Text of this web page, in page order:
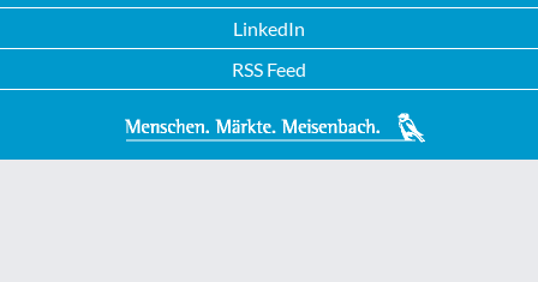
LinkedIn
RSS Feed